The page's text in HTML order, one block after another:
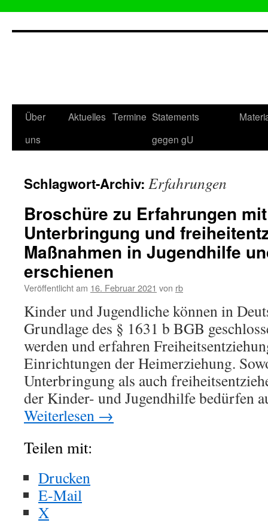
Inhalt
Über
uns
Aktuelles Termine Statements
gegen gU
Schlagwort-Archiv: Erfahrungen
Broschüre zu Erfahrungen
Unterbringung und
Maßnahmen in Jugendhilfe
erschienen
Veröffentlicht am 16. Februar 2021 von rb
Kinder und Jugendliche können in
Grundlage des § 1631 b BGB
werden und erfahren
Einrichtungen der Heimerziehung.
Unterbringung als auch
der Kinder- und Jugendhilfe bedürfen
Weiterlesen →
Teilen mit:
Drucken
E-Mail
X